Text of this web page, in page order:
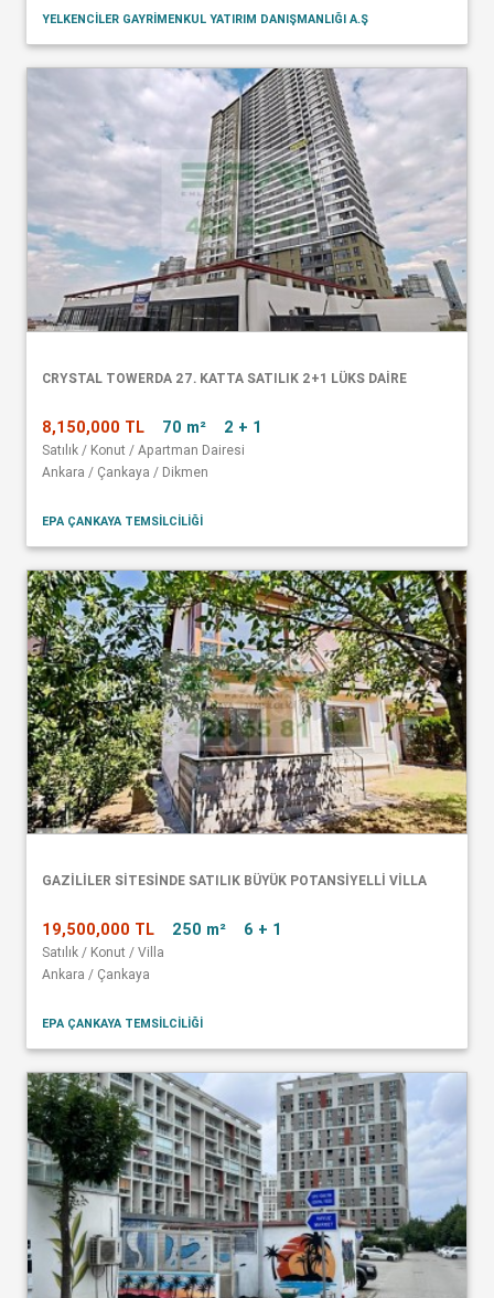
YELKENCİLER GAYRİMENKUL YATIRIM DANIŞMANLIĞI A.Ş
CRYSTAL TOWERDA 27. KATTA SATILIK 2+1 LÜKS DAİRE
8,150,000 TL 70 m² 2 + 1
Satılık / Konut / Apartman Dairesi
Ankara / Çankaya / Dikmen
EPA ÇANKAYA TEMSİLCİLİĞİ
GAZİLİLER SİTESİNDE SATILIK BÜYÜK POTANSİYELLİ VİLLA
19,500,000 TL 250 m² 6 + 1
Satılık / Konut / Villa
Ankara / Çankaya
EPA ÇANKAYA TEMSİLCİLİĞİ